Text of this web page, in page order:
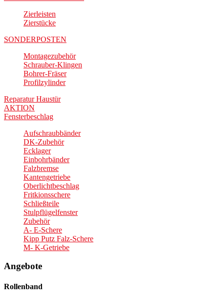
Zierleisten
Zierstücke
SONDERPOSTEN
Montagezubehör
Schrauber-Klingen
Bohrer-Fräser
Profilzylinder
Reparatur Haustür
AKTION
Fensterbeschlag
Aufschraubbänder
DK-Zubehör
Ecklager
Einbohrbänder
Falzbremse
Kantengetriebe
Oberlichtbeschlag
Fritkionsschere
Schließteile
Stulpflügelfenster
Zubehör
A- E-Schere
Kipp Putz Falz-Schere
M- K-Getriebe
Angebote
Rollenband